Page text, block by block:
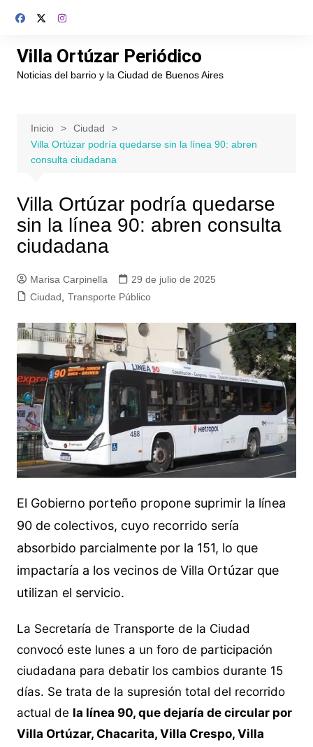
Villa Ortúzar Periódico
Noticias del barrio y la Ciudad de Buenos Aires
Inicio
Ciudad
Villa Ortúzar podría quedarse sin la línea 90: abren
consulta ciudadana
Villa Ortúzar podría quedarse
sin la línea 90: abren consulta
ciudadana
Marisa Carpinella
29 de julio de 2025
Ciudad
Transporte Público
El Gobierno porteño propone suprimir la línea
90 de colectivos, cuyo recorrido sería
absorbido parcialmente por la 151, lo que
impactaría a los vecinos de Villa Ortúzar que
utilizan el servicio.
La Secretaría de Transporte de la Ciudad
convocó este lunes a un foro de participación
ciudadana para debatir los cambios durante 15
días. Se trata de la supresión total del recorrido
actual de la línea 90, que dejaría de circular por
Villa Ortúzar, Chacarita, Villa Crespo, Villa